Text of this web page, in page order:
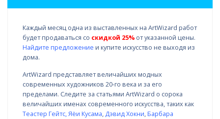
Каждый месяц одна из выставленных на ArtWizard работ
будет продаваться со скидкой 25% от указанной цены.
Найдите предложение и купите искусство не выходя из
дома.
ArtWizard представляет величайших модных
современных художников 20-го века и за его
пределами. Следите за статьями ArtWizard о сорока
величайших именах современного искусства, таких как
Теастер Гейтс,Яёи Кусама, Дэвид Хокни,Барбара